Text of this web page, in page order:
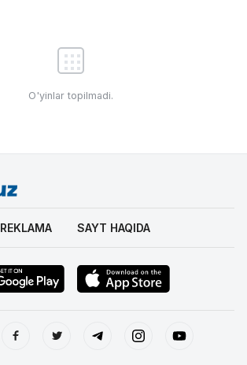
O'yinlar topilmadi.
REKLAMA SAYT HAQIDA